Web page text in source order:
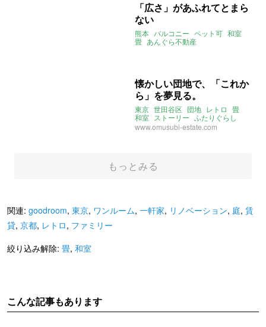
「広さ」があふれてとまら
ない
熊本 バルコニー ペット可 和室
畳 あんぐら不動産
懐かしい団地で、「これか
ら」を夢見る。
東京 世田谷区 団地 レトロ 畳
和室 ストーリー ふたりぐらし
omusubi不動産
www.omusubi-estate.com
もっとみる
関連: goodroom, 東京, ワンルーム, 一軒家, リノベーション, 庭, 賃
貸, 京都, レトロ, ファミリー
絞り込み解除: 畳, 和室
こんな記事もあります